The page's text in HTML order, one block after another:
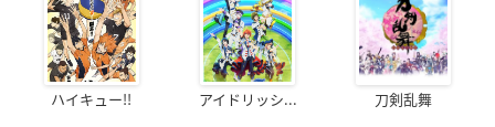
ハイキュー!! アイドリッシ... 刀剣乱舞